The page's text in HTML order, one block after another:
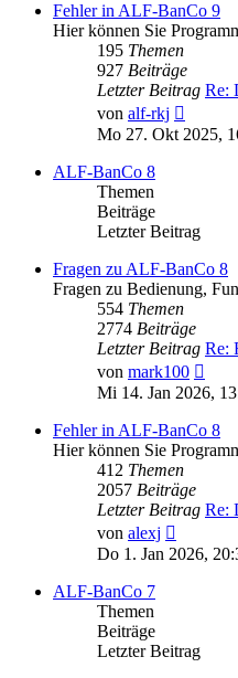
Fehler in ALF-BanCo 9
Hier können Sie
195 Themen
927 Beiträge
Letzter Beitrag Re:
von alf-rkj
Beitrag
Mo 27. Okt 2025,
ALF-BanCo 8
Themen
Beiträge
Letzter Beitrag
Fragen zu ALF-BanCo 8
Fragen zu Bedienung,
554 Themen
2774 Beiträge
Letzter Beitrag Re:
von mark100
Mi 14. Jan 2026,
Fehler in ALF-BanCo 8
Hier können Sie
412 Themen
2057 Beiträge
Letzter Beitrag Re:
von alexj
Beitrag
Do 1. Jan 2026,
ALF-BanCo 7
Themen
Beiträge
Letzter Beitrag